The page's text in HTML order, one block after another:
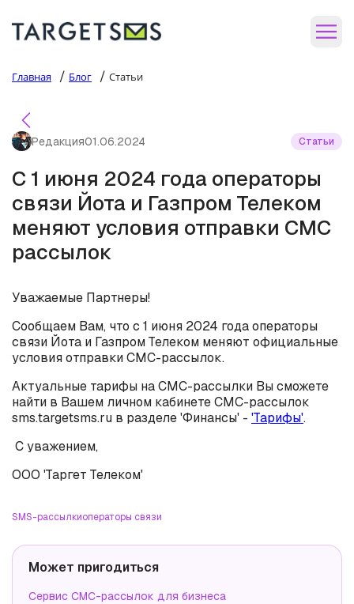
Главная / Блог / Статьи
Редакция01.06.2024 Статьи
С 1 июня 2024 года операторы
связи Йота и Газпром Телеком
меняют условия отправки СМС
рассылок
Уважаемые Партнеры!
Сообщаем Вам, что с 1 июня 2024 года операторы
связи Йота и Газпром Телеком меняют официальные
условия отправки СМС-рассылок.
Актуальные тарифы на СМС-рассылки Вы сможете
найти в Вашем личном кабинете СМС-рассылок
sms.targetsms.ru в разделе 'Финансы' - 'Тарифы'.
С уважением,
ООО 'Таргет Телеком'
SMS-рассылкиоператоры связи
Может пригодиться
Сервис СМС-рассылок для бизнеса